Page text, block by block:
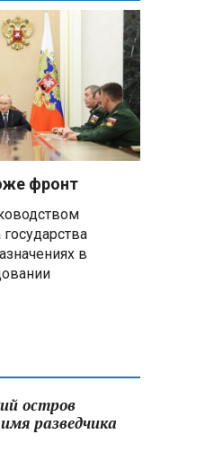
фронт
в
остров
разведчика